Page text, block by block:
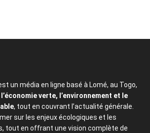
un média en ligne basé à Lomé, au Togo,
l’économie verte, l’environnement et le
, tout en couvrant l’actualité générale.
sur les enjeux écologiques et les
tout en offrant une vision complète de